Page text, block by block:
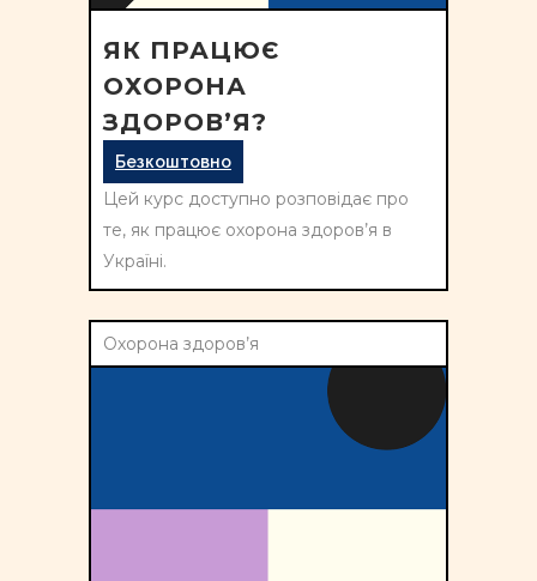
ЯК ПРАЦЮЄ
ОХОРОНА
ЗДОРОВ’Я?
Безкоштовно
Цей курс доступно розповідає про
те, як працює охорона здоров’я в
Україні.
Охорона здоров’я